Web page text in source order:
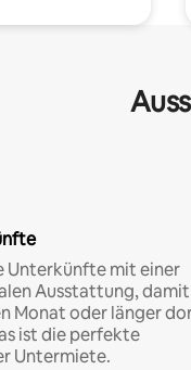
Unterkünfte mit einer
Ausstattung,
Monat oder länger
ist die perfekte
Untermiete.